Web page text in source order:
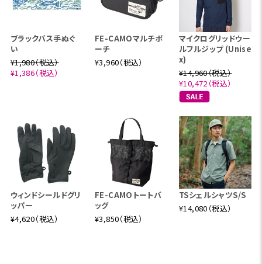
ブラックバス手ぬぐ
い
¥1,980（税込）
¥1,386（税込）
FE-CAMOマルチポ
ーチ
¥3,960（税込）
マイクログリッドウー
ルフルジップ (Unise
x)
¥14,960（税込）
¥10,472（税込）
ウィンドシールドグリ
ッパー
¥4,620（税込）
FE-CAMOトートバ
ッグ
¥3,850（税込）
TSシェルシャツS/S
¥14,080（税込）